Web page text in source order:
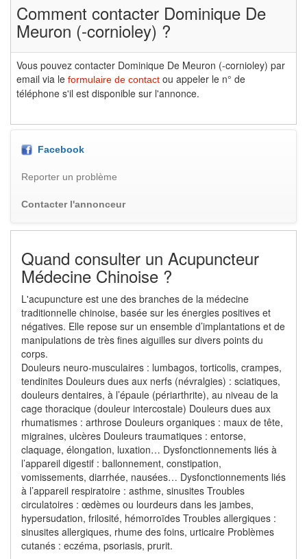
Comment contacter Dominique De
Meuron (-cornioley) ?
Vous pouvez contacter Dominique De Meuron (-cornioley) par
email via le formulaire de contact ou appeler le n° de
téléphone s'il est disponible sur l'annonce.
Facebook
Reporter un problème
Contacter l'annonceur
Quand consulter un Acupuncteur
Médecine Chinoise ?
L'acupuncture est une des branches de la médecine
traditionnelle chinoise, basée sur les énergies positives et
négatives. Elle repose sur un ensemble d’implantations et de
manipulations de très fines aiguilles sur divers points du
corps.
Douleurs neuro-musculaires : lumbagos, torticolis, crampes,
tendinites Douleurs dues aux nerfs (névralgies) : sciatiques,
douleurs dentaires, à l’épaule (périarthrite), au niveau de la
cage thoracique (douleur intercostale) Douleurs dues aux
rhumatismes : arthrose Douleurs organiques : maux de tête,
migraines, ulcères Douleurs traumatiques : entorse,
claquage, élongation, luxation… Dysfonctionnements liés à
l’appareil digestif : ballonnement, constipation,
vomissements, diarrhée, nausées… Dysfonctionnements liés
à l’appareil respiratoire : asthme, sinusites Troubles
circulatoires : œdèmes ou lourdeurs dans les jambes,
hypersudation, frilosité, hémorroïdes Troubles allergiques :
sinusites allergiques, rhume des foins, urticaire Problèmes
cutanés : eczéma, psoriasis, prurit.